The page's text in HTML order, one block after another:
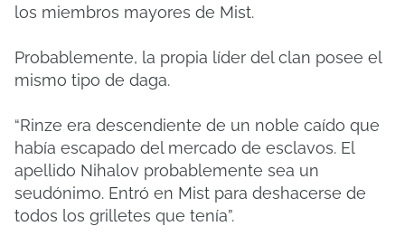
los miembros mayores de Mist.
Probablemente, la propia líder del clan posee el
mismo tipo de daga.
“Rinze era descendiente de un noble caído que
había escapado del mercado de esclavos. El
apellido Nihalov probablemente sea un
seudónimo. Entró en Mist para deshacerse de
todos los grilletes que tenía”.